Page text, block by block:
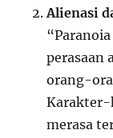
Alienasi
perasaan
orang-
Karakter-
merasa